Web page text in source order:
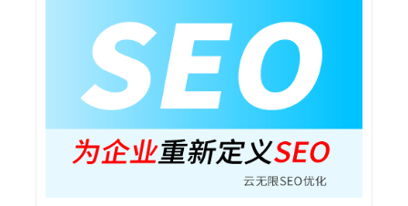
选择与布局，确保它们与网站内容高度相关且竞争度适
中。其次，要关注网站内容的质量，提供原创、有价值
的内容，以吸引用户并提高搜索引擎评价。同时，检查
网站结构是否合理，确保搜索引擎爬虫能顺利抓取信
息。此外，积极建设高质量的外部链接，提高网站权威
性和知名度。最后，定期监测关键词排名和网站流量，
根据数据调整优化策略，并持续跟踪搜索引擎算法的变